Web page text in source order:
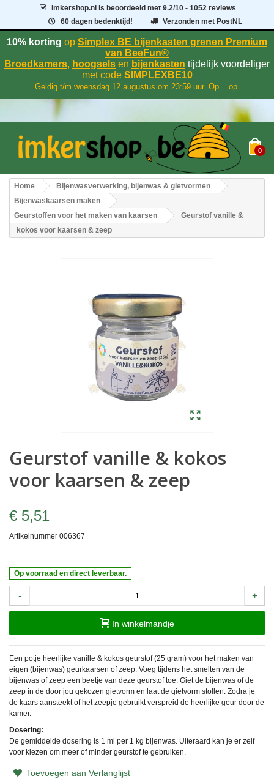
Imkershop.nl is beoordeeld met9.2/10 - 1052 reviews
60 dagen bedenktijd!
Verzonden met PostNL
10% korting op Simplex BE bijenkasten grenen Premium
van BeeFun®
Broedkamers, hoogsels en bijenkasten tijdelijk voordeliger
met codeSIMPLEXBE10
Geldig t/m woensdag 12 augustus om 23:59 uur. Op = op.
0
Home
Bijenwasverwerking, bijenwas & gietvormen
Bijenwaskaarsen maken
Geurstoffen voor het maken van kaarsen
Geurstof vanille &
kokos voor kaarsen & zeep
Geurstof vanille & kokos
voor kaarsen & zeep
€ 5,51
Artikelnummer 006367
Op voorraad en direct leverbaar.
- +
In winkelmandje
Een potje heerlijke vanille & kokos geurstof (25 gram) voor het maken van
eigen (bijenwas) geurkaarsen of zeep. Voeg tijdens het smelten van de
bijenwas of zeep een beetje van deze geurstof toe. Giet de bijenwas of de
zeep in de door jou gekozen gietvorm en laat de gietvorm stollen. Zodra je
de kaars aansteekt of het zeepje gebruikt verspreid de heerlijke geur door de
kamer.
Dosering:
De gemiddelde dosering is 1 ml per 1 kg bijenwas. Uiteraard kan je er zelf
voor kiezen om meer of minder geurstof te gebruiken.
Toevoegen aan Verlanglijst